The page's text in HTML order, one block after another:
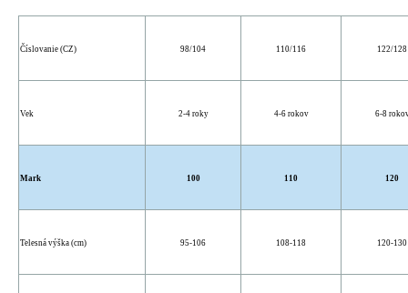
Číslovanie (CZ) 98/104 110/116 122/128
Vek 2-4 roky 4-6 rokov 6-8
Mark 100 110 120
Telesná výška (cm) 95-106 108-118 120-130